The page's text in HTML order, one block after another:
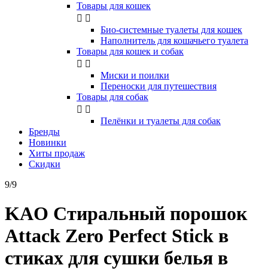
Товары для кошек
 
Био-системные туалеты для кошек
Наполнитель для кошачьего туалета
Товары для кошек и собак
 
Миски и поилки
Переноски для путешествия
Товары для собак
 
Пелёнки и туалеты для собак
Бренды
Новинки
Хиты продаж
Скидки
9/9
KAO Стиральный порошок
Attack Zero Perfect Stick в
стиках для сушки белья в